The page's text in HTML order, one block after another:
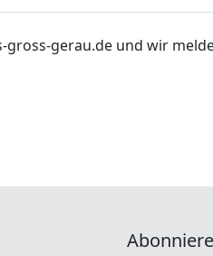
gerau.de und wir